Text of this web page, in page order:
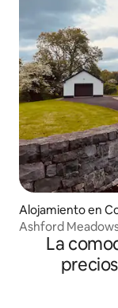
Alojamiento en
Ashford
La